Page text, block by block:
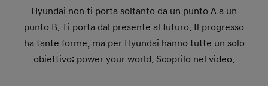
Hyundai non ti porta soltanto da un punto A a un
punto B. Ti porta dal presente al futuro. Il progresso
ha tante forme, ma per Hyundai hanno tutte un solo
obiettivo: power your world. Scoprilo nel video.